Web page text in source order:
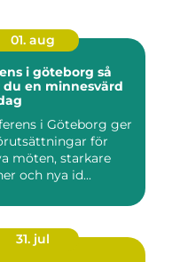
01. aug
i göteborg så
du en minnesvärd
i Göteborg ger
för
möten, starkare
och nya id...
31. jul